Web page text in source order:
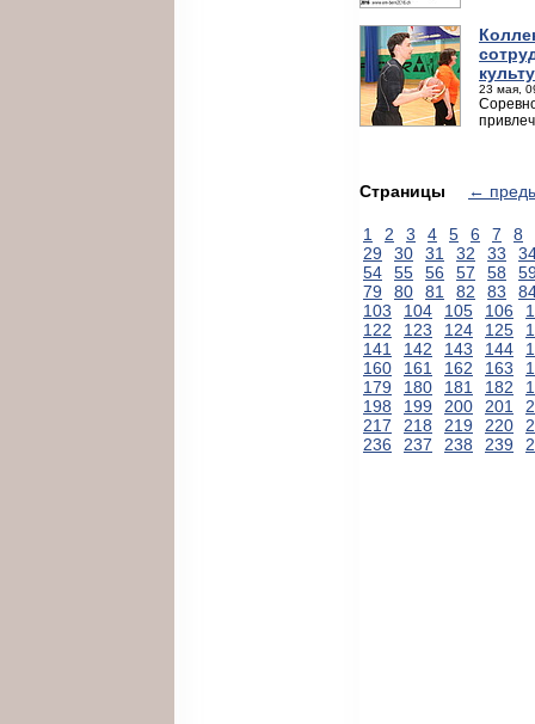
23 мая,
Страницы ←
1 2 3 4 5 6 7
8
29
30 31 32 33
54
55 56 57 58
79
80 81 82 83
103
104 105 106
122
123 124 125
141
142 143 144
160
161 162 163
179
180 181 182
198
199 200 201
217
218 219 220
236
237 238 239